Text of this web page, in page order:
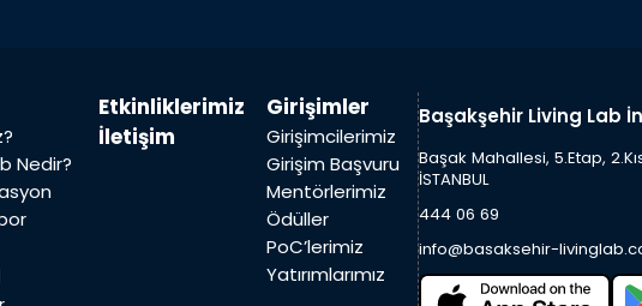
Nedir?
Etkinliklerimiz
İletişim
Girişimler
Girişimcilerimiz
Girişim Başvuru
Mentörlerimiz
Ödüller
PoC’lerimiz
Yatırımlarımız
Başakşehir Living Lab
Başak Mahallesi, 5.Etap,
İSTANBUL
444 06 69
info@basaksehir-